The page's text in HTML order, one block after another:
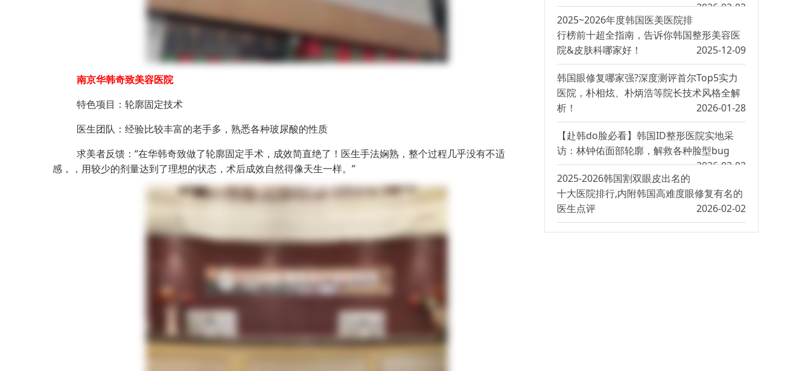
南京华韩奇致美容医院
特色项目：轮廓固定技术
医生团队：经验比较丰富的老手多，熟悉各种玻尿酸的性质
求美者反馈：“在华韩奇致做了轮廓固定手术，成效简直绝了！医生手法娴熟，整个过程几乎没有不适
感，，用较少的剂量达到了理想的状态，术后成效自然得像天生一样。”
2026-02-02
2025~2026年度韩国医美医院排
行榜前十超全指南，告诉你韩国整形美容医
院&皮肤科哪家好！
2025-12-09
韩国眼修复哪家强?深度测评首尔Top5实力
医院，朴相炫、朴炳浩等院长技术风格全解
析！
2026-01-28
【赴韩do脸必看】韩国ID整形医院实地采
访：林钟佑面部轮廓，解救各种脸型bug
2026-02-02
2025-2026韩国割双眼皮出名的
十大医院排行,内附韩国高难度眼修复有名的
医生点评
2026-02-02